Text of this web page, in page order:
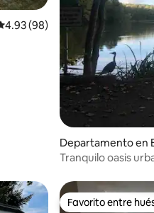
promedio: 4.93 de
4.93 (98)
Departamento en
Tranquilo oasis
Favorito entre
Favorito entre